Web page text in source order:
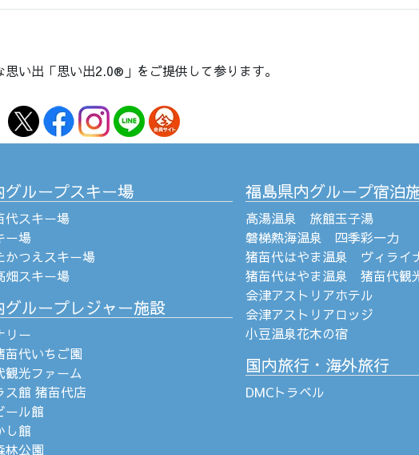
い出「思い出2.0®」をご提供して参ります。
グループスキー場
代スキー場
ー場
かつえスキー場
畑スキー場
グループレジャー施設
リー
苗代いちご園
観光ファーム
ス館 猪苗代店
ール館
し館
林公園
福島県内グループ宿泊
高湯温泉 旅館玉子湯
磐梯熱海温泉 四季彩一力
猪苗代はやま温泉 ヴィライ
猪苗代はやま温泉 猪苗代観
会津アストリアホテル
会津アストリアロッジ
小豆温泉花木の宿
国内旅行・海外旅行
DMCトラベル